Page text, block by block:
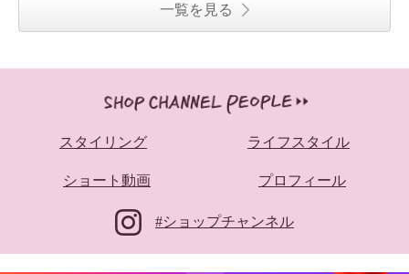
一覧を見る
スタイリング ライフスタイル
ショート動画 プロフィール
#ショップチャンネル